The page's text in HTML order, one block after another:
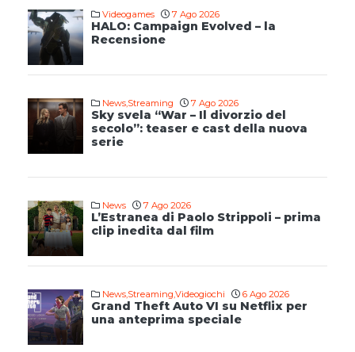
Videogames 7 Ago 2026
HALO: Campaign Evolved – la
Recensione
News Streaming 7 Ago 2026
Sky svela “War – Il divorzio del
secolo”: teaser e cast della nuova
serie
News 7 Ago 2026
L’Estranea di Paolo Strippoli – prima
clip inedita dal film
News Streaming Videogiochi 6 Ago 2026
Grand Theft Auto VI su Netflix per
una anteprima speciale